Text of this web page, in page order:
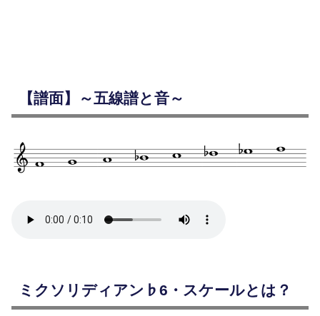
【譜面】～五線譜と音～
ミクソリディアン♭6・スケールとは？